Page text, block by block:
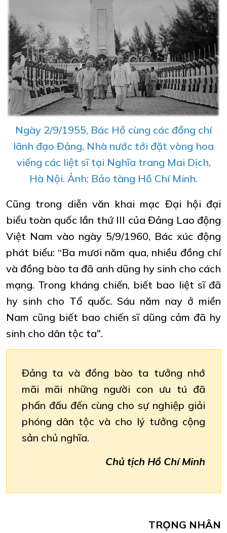
Ngày 2/9/1955, Bác Hồ cùng các đồng chí
lãnh đạo Đảng, Nhà nước tới đặt vòng hoa
viếng các liệt sĩ tại Nghĩa trang Mai Dịch,
Hà Nội. Ảnh: Bảo tàng Hồ Chí Minh.
Cũng trong diễn văn khai mạc Đại hội đại
biểu toàn quốc lần thứ III của Đảng Lao động
Việt Nam vào ngày 5/9/1960, Bác xúc động
phát biểu: “Ba mươi năm qua, nhiều đồng chí
và đồng bào ta đã anh dũng hy sinh cho cách
mạng. Trong kháng chiến, biết bao liệt sĩ đã
hy sinh cho Tổ quốc. Sáu năm nay ở miền
Nam cũng biết bao chiến sĩ dũng cảm đã hy
sinh cho dân tộc ta".
Đảng ta và đồng bào ta tưởng nhớ
mãi mãi những người con ưu tú đã
phấn đấu đến cùng cho sự nghiệp giải
phóng dân tộc và cho lý tưởng cộng
sản chủ nghĩa.
Chủ tịch Hồ Chí Minh
TRỌNG NHÂN